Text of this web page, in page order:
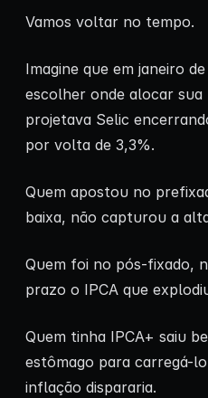
Vamos voltar no tempo.
Imagine que em janeiro
escolher onde alocar sua
projetava Selic
por volta de 3,3%.
Quem apostou no
baixa, não capturou a
Quem foi no pós-fixado,
prazo o IPCA que
Quem tinha IPCA+ saiu
estômago para carregá-
inflação dispararia.